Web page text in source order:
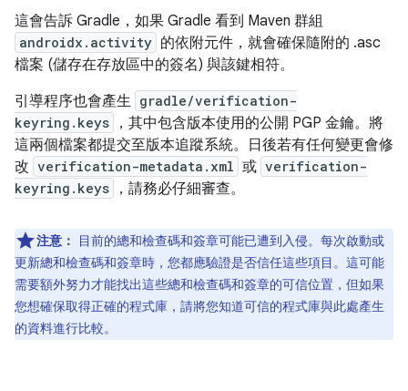
這會告訴 Gradle，如果 Gradle 看到 Maven 群組
androidx.activity 的依附元件，就會確保隨附的 .asc
檔案 (儲存在存放區中的簽名) 與該鍵相符。
引導程序也會產生 gradle/verification-
keyring.keys
，其中包含版本使用的公開 PGP 金鑰。將
這兩個檔案都提交至版本追蹤系統。日後若有任何變更會修
改 verification-metadata.xml 或 verification-
keyring.keys
，請務必仔細審查。
注意：
目前的總和檢查碼和簽章可能已遭到入侵。每次啟動或
更新總和檢查碼和簽章時，您都應驗證是否信任這些項目。這可能
需要額外努力才能找出這些總和檢查碼和簽章的可信位置，但如果
您想確保取得正確的程式庫，請將您知道可信的程式庫與此處產生
的資料進行比較。